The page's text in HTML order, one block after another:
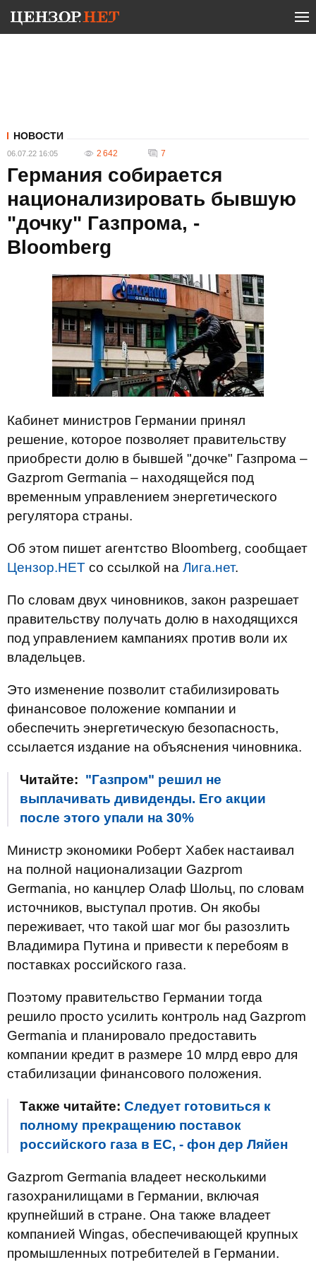
НОВОСТИ
06.07.22 16:05 2 642 7
Германия собирается
национализировать бывшую
"дочку" Газпрома, -
Bloomberg
Кабинет министров Германии принял
решение, которое позволяет правительству
приобрести долю в бывшей "дочке" Газпрома –
Gazprom Germania – находящейся под
временным управлением энергетического
регулятора страны.
Об этом пишет агентство Bloomberg, сообщает
Цензор.НЕТ со ссылкой на Лига.нет.
По словам двух чиновников, закон разрешает
правительству получать долю в находящихся
под управлением кампаниях против воли их
владельцев.
Это изменение позволит стабилизировать
финансовое положение компании и
обеспечить энергетическую безопасность,
ссылается издание на объяснения чиновника.
Читайте: "Газпром" решил не
выплачивать дивиденды. Его акции
после этого упали на 30%
Министр экономики Роберт Хабек настаивал
на полной национализации Gazprom
Germania, но канцлер Олаф Шольц, по словам
источников, выступал против. Он якобы
переживает, что такой шаг мог бы разозлить
Владимира Путина и привести к перебоям в
поставках российского газа.
Поэтому правительство Германии тогда
решило просто усилить контроль над Gazprom
Germania и планировало предоставить
компании кредит в размере 10 млрд евро для
стабилизации финансового положения.
Также читайте: Следует готовиться к
полному прекращению поставок
российского газа в ЕС, - фон дер Ляйен
Gazprom Germania владеет несколькими
газохранилищами в Германии, включая
крупнейший в стране. Она также владеет
компанией Wingas, обеспечивающей крупных
промышленных потребителей в Германии.